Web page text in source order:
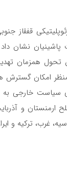
قفقاز
نشان
این تحول
امکان
سیاست خارجی به
و
غرب، ترکیه و